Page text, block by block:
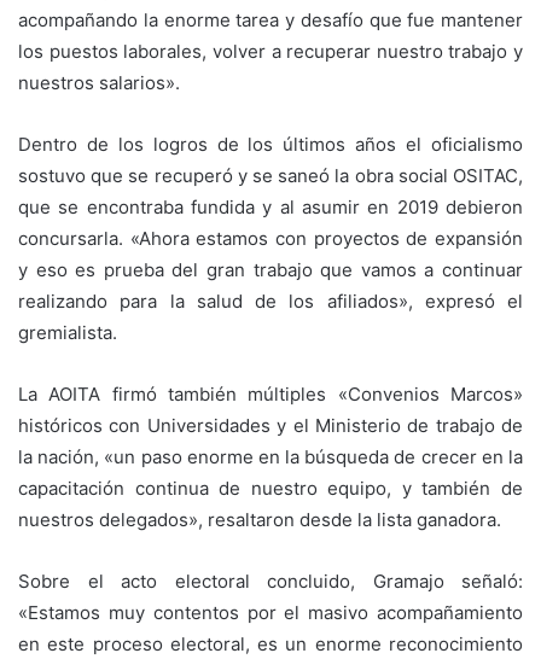
acompañando la enorme tarea y desafío que fue mantener
los puestos laborales, volver a recuperar nuestro trabajo y
nuestros salarios».
Dentro de los logros de los últimos años el oficialismo
sostuvo que se recuperó y se saneó la obra social OSITAC,
que se encontraba fundida y al asumir en 2019 debieron
concursarla. «Ahora estamos con proyectos de expansión
y eso es prueba del gran trabajo que vamos a continuar
realizando para la salud de los afiliados», expresó el
gremialista.
La AOITA firmó también múltiples «Convenios Marcos»
históricos con Universidades y el Ministerio de trabajo de
la nación, «un paso enorme en la búsqueda de crecer en la
capacitación continua de nuestro equipo, y también de
nuestros delegados», resaltaron desde la lista ganadora.
Sobre el acto electoral concluido, Gramajo señaló:
«Estamos muy contentos por el masivo acompañamiento
en este proceso electoral, es un enorme reconocimiento